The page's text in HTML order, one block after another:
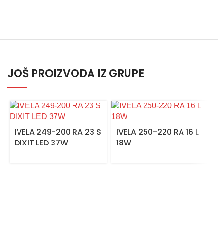
JOŠ PROIZVODA IZ GRUPE
IVELA 249-200 RA 23 S
DIXIT LED 37W
IVELA 250-220 RA 16 L
18W